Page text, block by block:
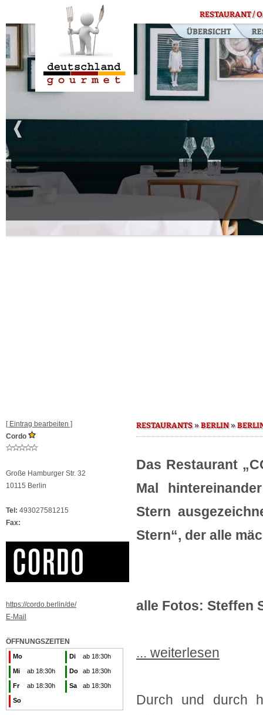
RESTAURANT /
[ Eintrag bearbeiten ]
Cordo
Große Hamburger Str. 32
10115 Berlin
Tel: 493027581215
Fax:
https://cordo.berlin/de/
E-Mail
ÖFFNUNGSZEITEN
Mo Di ab 18:30h
Mi ab 18:30h Do ab 18:30h
Fr ab 18:30h Sa ab 18:30h
So
RESTAURANTS»BERLIN»
Das Restaurant
Mal
Stern
Stern“, der alle
alle Fotos: Steffen
... weiterlesen
Durch und durch